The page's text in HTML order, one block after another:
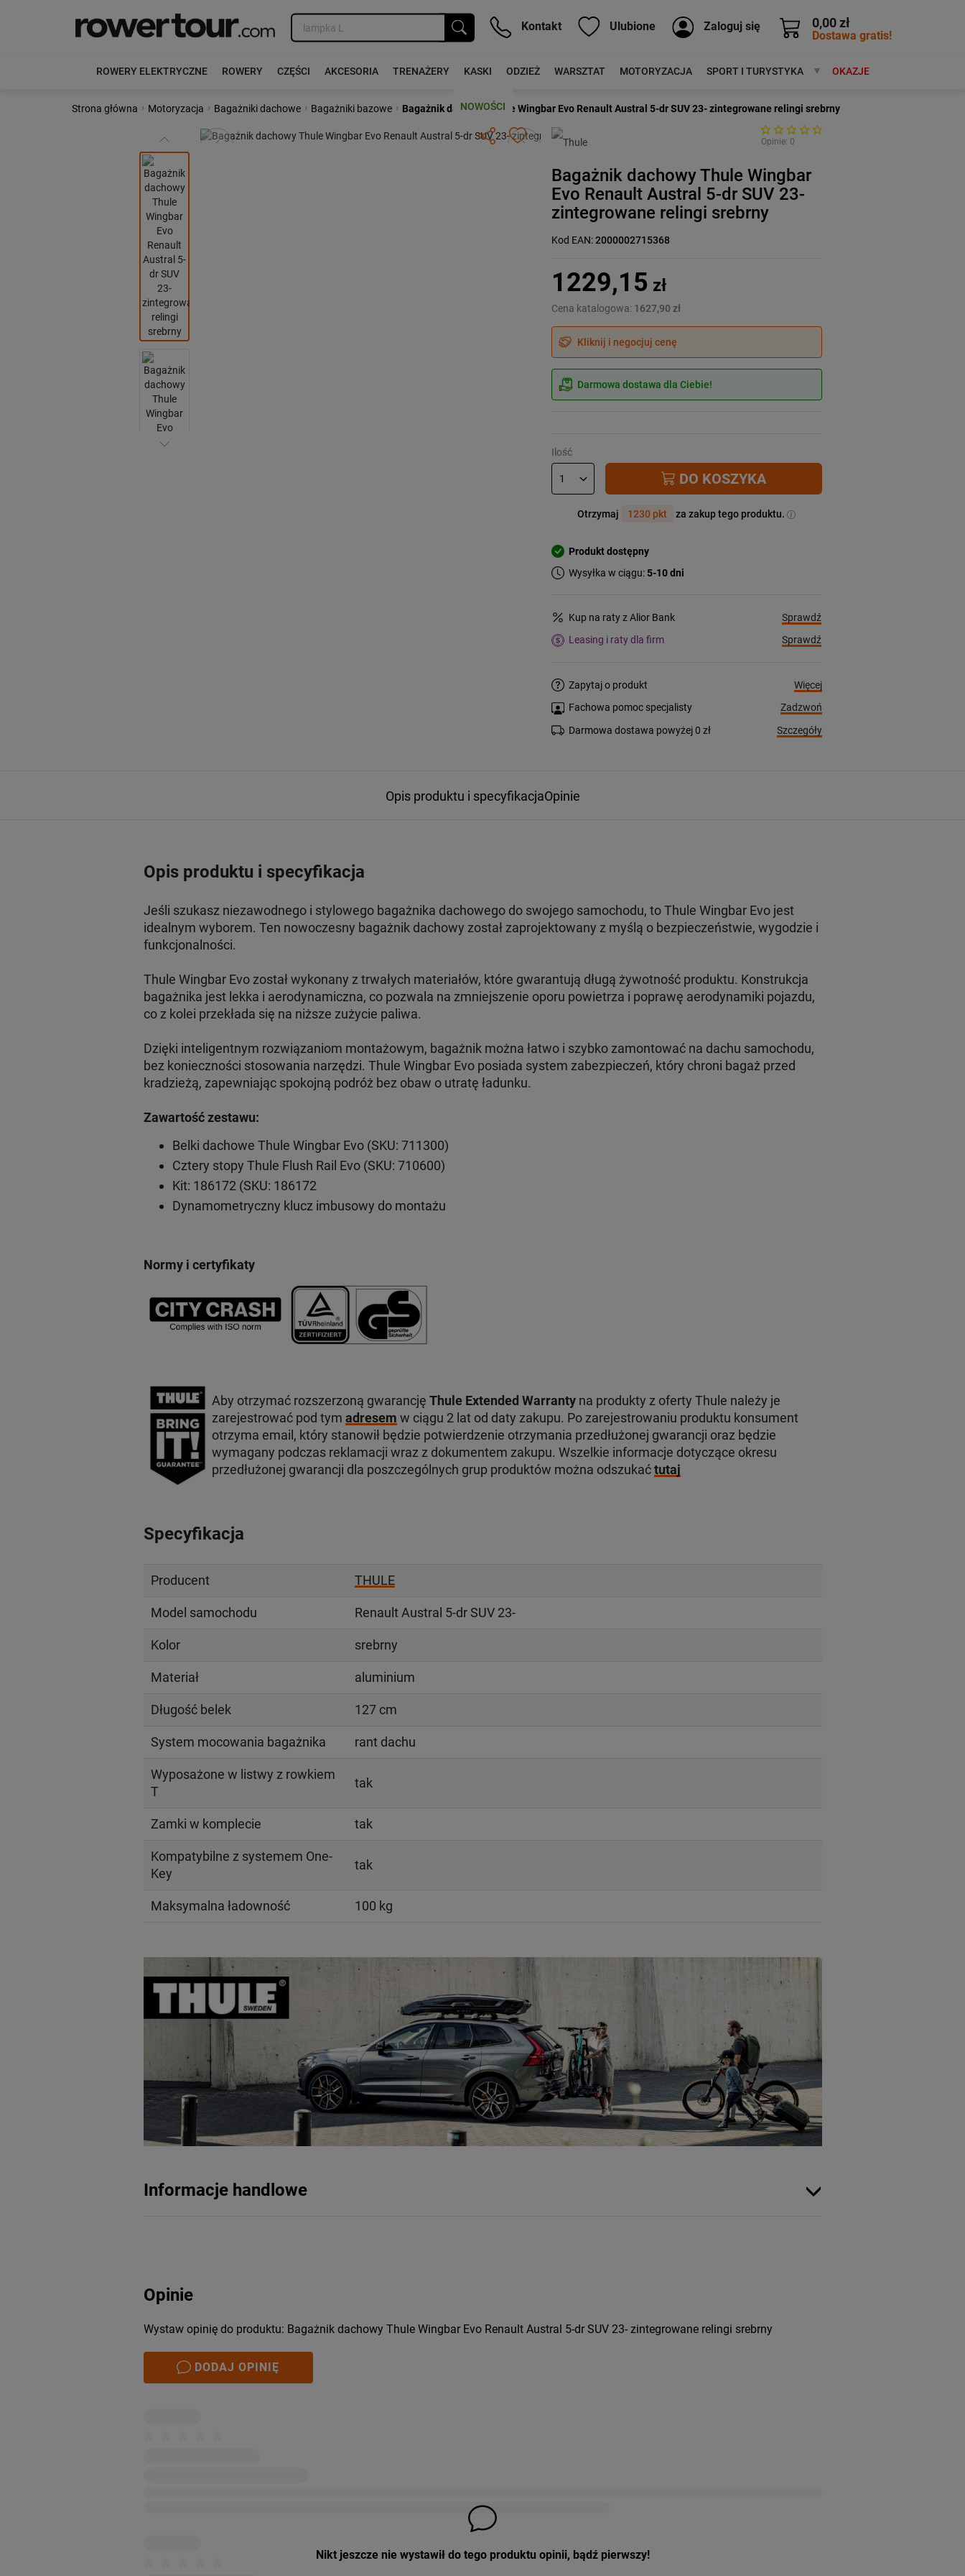
0,00 zł
Dostawa gratis!
Kontakt Ulubione Zaloguj się
ROWERY ELEKTRYCZNE ROWERY CZĘŚCI AKCESORIA TRENAŻERY KASKI ODZIEŻ WARSZTAT MOTORYZACJA SPORT I TURYSTYKA MARKIOKAZJE
NOWOŚCI
Strona główna › Motoryzacja › Bagażniki dachowe › Bagażniki bazowe › Bagażnik dachowy Thule Wingbar Evo Renault Austral 5-dr SUV 23- zintegrowane relingi srebrny
Poprzedni Następny Opinie: 0
Bagażnik dachowy Thule Wingbar
Evo Renault Austral 5-dr SUV 23-
zintegrowane relingi srebrny
Kod EAN:2000002715368
1229,15 zł
Cena katalogowa: 1627,90 zł
Kliknij i negocjuj cenę
Darmowa dostawa dla Ciebie!
Ilość
DO KOSZYKA
Otrzymaj 1230 pkt za zakup tego produktu.
Produkt dostępny
Wysyłka w ciągu:5-10 dni
Kup na raty z Alior Bank
Sprawdź
Leasing i raty dla firm
Sprawdź
Zapytaj o produkt
Więcej
Fachowa pomoc specjalisty
Zadzwoń
Darmowa dostawa powyżej 0 zł
Szczegóły
Opis produktu i specyfikacjaOpinie
Opis produktu i specyfikacja
Jeśli szukasz niezawodnego i stylowego bagażnika dachowego do swojego samochodu, to Thule Wingbar Evo jest
idealnym wyborem. Ten nowoczesny bagażnik dachowy został zaprojektowany z myślą o bezpieczeństwie, wygodzie i
funkcjonalności.
Thule Wingbar Evo został wykonany z trwałych materiałów, które gwarantują długą żywotność produktu. Konstrukcja
bagażnika jest lekka i aerodynamiczna, co pozwala na zmniejszenie oporu powietrza i poprawę aerodynamiki pojazdu,
co z kolei przekłada się na niższe zużycie paliwa.
Dzięki inteligentnym rozwiązaniom montażowym, bagażnik można łatwo i szybko zamontować na dachu samochodu,
bez konieczności stosowania narzędzi. Thule Wingbar Evo posiada system zabezpieczeń, który chroni bagaż przed
kradzieżą, zapewniając spokojną podróż bez obaw o utratę ładunku.
Zawartość zestawu:
Belki dachowe Thule Wingbar Evo (SKU: 711300)
Cztery stopy Thule Flush Rail Evo (SKU: 710600)
Kit: 186172 (SKU: 186172
Dynamometryczny klucz imbusowy do montażu
Normy i certyfikaty
Aby otrzymać rozszerzoną gwarancję Thule Extended Warrantyna produkty z oferty Thule należy je
zarejestrować pod tym adresem w ciągu 2 lat od daty zakupu. Po zarejestrowaniu produktu konsument
otrzyma email, który stanowił będzie potwierdzenie otrzymania przedłużonej gwarancji oraz będzie
wymagany podczas reklamacji wraz z dokumentem zakupu. Wszelkie informacje dotyczące okresu
przedłużonej gwarancji dla poszczególnych grup produktów można odszukaćtutaj
Specyfikacja
Producent THULE
Model samochodu Renault Austral 5-dr SUV 23-
Kolor srebrny
Materiał aluminium
Długość belek 127 cm
System mocowania bagażnika rant dachu
Wyposażone w listwy z rowkiem
T
tak
Zamki w komplecie tak
Kompatybilne z systemem One-
Key
tak
Maksymalna ładowność 100 kg
Informacje handlowe
Opinie
Wystaw opinię do produktu: Bagażnik dachowy Thule Wingbar Evo Renault Austral 5-dr SUV 23- zintegrowane relingi srebrny
DODAJ OPINIĘ
Nikt jeszcze nie wystawił do tego produktu opinii, bądź pierwszy!